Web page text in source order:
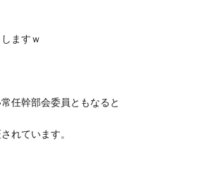
ますｗ
任幹部会委員ともなると
れています。